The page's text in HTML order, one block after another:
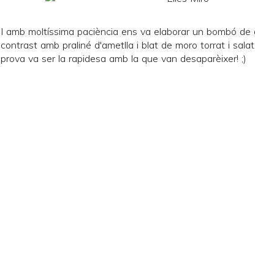
I amb moltíssima paciència ens va elaborar un bombó de
contrast amb praliné d'ametlla i blat de moro torrat i
prova va ser la rapidesa amb la que van desaparèixer! ;)